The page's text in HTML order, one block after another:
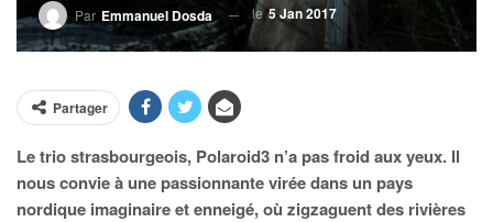
Par Emmanuel Dosda le5 Jan 2017
Partager
Le trio strasbourgeois, Polaroid3 n’a pas froid aux yeux. Il
nous convie à une passionnante virée dans un pays
nordique imaginaire et enneigé, où zigzaguent des rivières